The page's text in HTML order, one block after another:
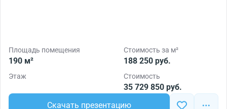
Площадь помещения
190 м²
Стоимость за м²
188 250 руб.
Этаж Стоимость
35 729 850 руб.
Скачать презентацию